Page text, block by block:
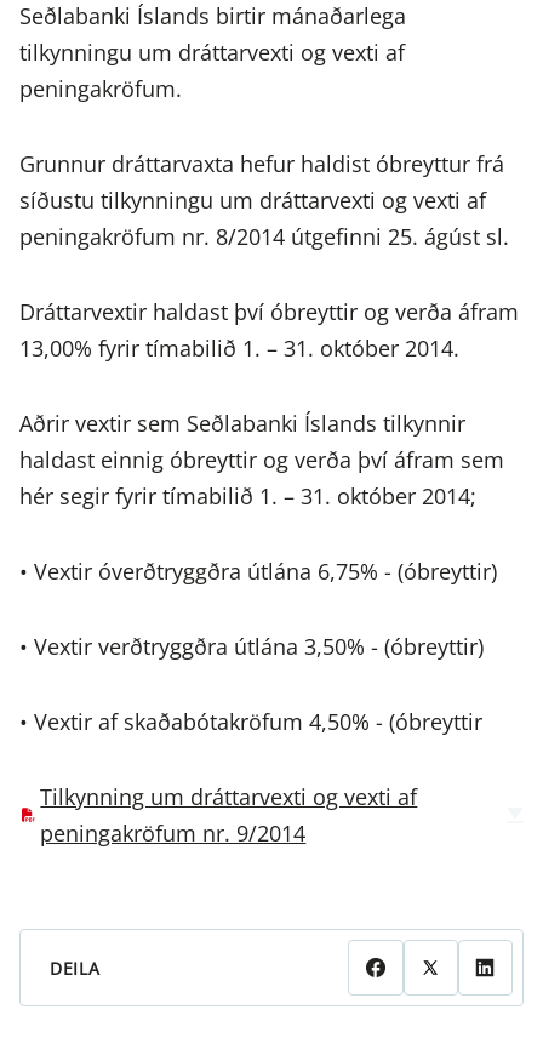
Seðlabanki Íslands birtir mánaðarlega
tilkynningu um dráttarvexti og vexti af
peningakröfum.
Grunnur dráttarvaxta hefur haldist óbreyttur frá
síðustu tilkynningu um dráttarvexti og vexti af
peningakröfum nr. 8/2014 útgefinni 25. ágúst sl.
Dráttarvextir haldast því óbreyttir og verða áfram
13,00% fyrir tímabilið 1. – 31. október 2014.
Aðrir vextir sem Seðlabanki Íslands tilkynnir
haldast einnig óbreyttir og verða því áfram sem
hér segir fyrir tímabilið 1. – 31. október 2014;
• Vextir óverðtryggðra útlána 6,75% - (óbreyttir)
• Vextir verðtryggðra útlána 3,50% - (óbreyttir)
• Vextir af skaðabótakröfum 4,50% - (óbreyttir
Tilkynning um dráttarvexti og vexti af
peningakröfum nr. 9/2014
DEILA